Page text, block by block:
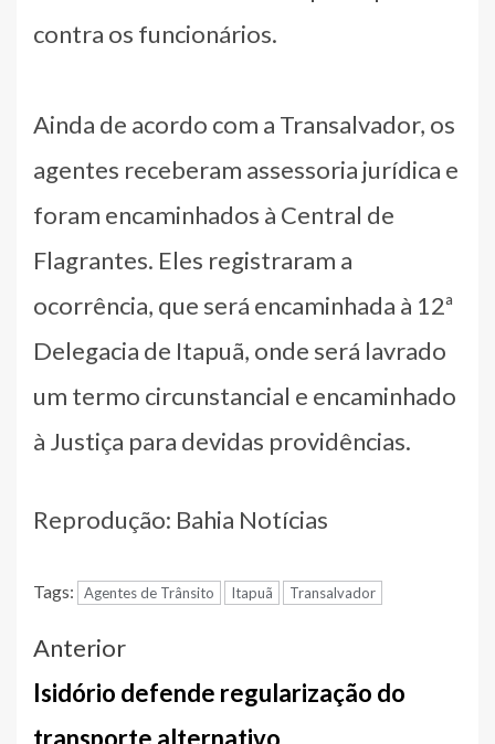
contra os funcionários.
Ainda de acordo com a Transalvador, os
agentes receberam assessoria jurídica e
foram encaminhados à Central de
Flagrantes. Eles registraram a
ocorrência, que será encaminhada à 12ª
Delegacia de Itapuã, onde será lavrado
um termo circunstancial e encaminhado
à Justiça para devidas providências.
Reprodução: Bahia Notícias
Tags: Agentes de Trânsito Itapuã Transalvador
Navegação
entre
notícias
Anterior
Isidório defende regularização do